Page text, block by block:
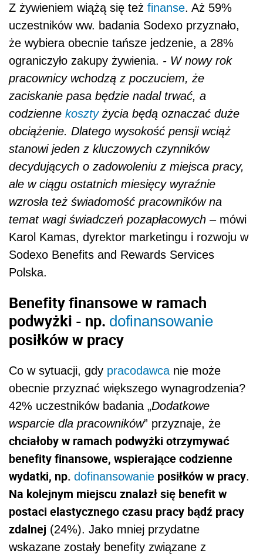
Z żywieniem wiążą się też finanse. Aż 59%
uczestników ww. badania Sodexo przyznało,
że wybiera obecnie tańsze jedzenie, a 28%
ograniczyło zakupy żywienia. - W nowy rok
pracownicy wchodzą z poczuciem, że
zaciskanie pasa będzie nadal trwać, a
codzienne kosztyżycia będą oznaczać duże
obciążenie. Dlatego wysokość pensji wciąż
stanowi jeden z kluczowych czynników
decydujących o zadowoleniu z miejsca pracy,
ale w ciągu ostatnich miesięcy wyraźnie
wzrosła też świadomość pracowników na
temat wagi świadczeń pozapłacowych – mówi
Karol Kamas, dyrektor marketingu i rozwoju w
Sodexo Benefits and Rewards Services
Polska.
Benefity finansowe w ramach
podwyżki - np. dofinansowanie
posiłków w pracy
Co w sytuacji, gdy pracodawca nie może
obecnie przyznać większego wynagrodzenia?
42% uczestników badania „Dodatkowe
wsparcie dla pracowników” przyznaje, że
chciałoby w ramach podwyżki otrzymywać
benefity finansowe, wspierające codzienne
wydatki, np. dofinansowanie posiłków w pracy.
Na kolejnym miejscu znalazł się benefit w
postaci elastycznego czasu pracy bądź pracy
zdalnej (24%). Jako mniej przydatne
wskazane zostały benefity związane z